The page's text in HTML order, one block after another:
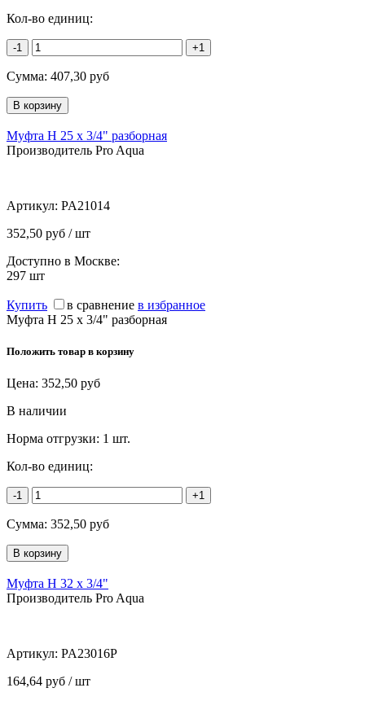
Кол-во единиц:
-1 +1
Сумма: 407,30 руб
Муфта Н 25 х 3/4" разборная
Производитель Pro Aqua
Артикул: PA21014
352,50 руб / шт
Доступно в Москве:
297 шт
Купить в сравнение в избранное
Муфта Н 25 х 3/4" разборная
Положить товар в корзину
Цена: 352,50 руб
В наличии
Норма отгрузки: 1 шт.
Кол-во единиц:
-1 +1
Сумма: 352,50 руб
Муфта Н 32 х 3/4"
Производитель Pro Aqua
Артикул: PA23016P
164,64 руб / шт